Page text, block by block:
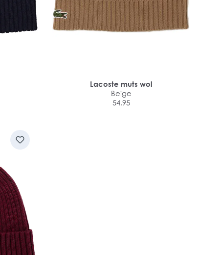
Lacoste muts wol
Beige
54,95